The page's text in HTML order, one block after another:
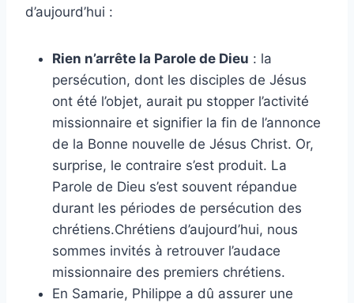
d’aujourd’hui :
Rien n’arrête la Parole de Dieu : la
persécution, dont les disciples de Jésus
ont été l’objet, aurait pu stopper l’activité
missionnaire et signifier la fin de l’annonce
de la Bonne nouvelle de Jésus Christ. Or,
surprise, le contraire s’est produit. La
Parole de Dieu s’est souvent répandue
durant les périodes de persécution des
chrétiens.Chrétiens d’aujourd’hui, nous
sommes invités à retrouver l’audace
missionnaire des premiers chrétiens.
En Samarie, Philippe a dû assurer une